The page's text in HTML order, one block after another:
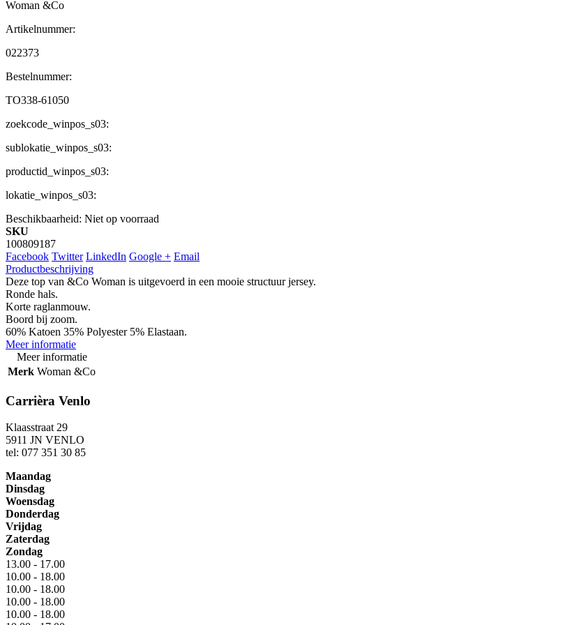
Woman &Co
Artikelnummer:
022373
Bestelnummer:
TO338-61050
zoekcode_winpos_s03:
sublokatie_winpos_s03:
productid_winpos_s03:
lokatie_winpos_s03:
Beschikbaarheid: Niet op voorraad
SKU
100809187
Facebook Twitter LinkedIn Google + Email
Productbeschrijving
Deze top van &Co Woman is uitgevoerd in een mooie structuur jersey.
Ronde hals.
Korte raglanmouw.
Boord bij zoom.
60% Katoen 35% Polyester 5% Elastaan.
Meer informatie
Meer informatie
Merk Woman &Co
Carrièra Venlo
Klaasstraat 29
5911 JN VENLO
tel: 077 351 30 85
Maandag
Dinsdag
Woensdag
Donderdag
Vrijdag
Zaterdag
Zondag
13.00 - 17.00
10.00 - 18.00
10.00 - 18.00
10.00 - 18.00
10.00 - 18.00